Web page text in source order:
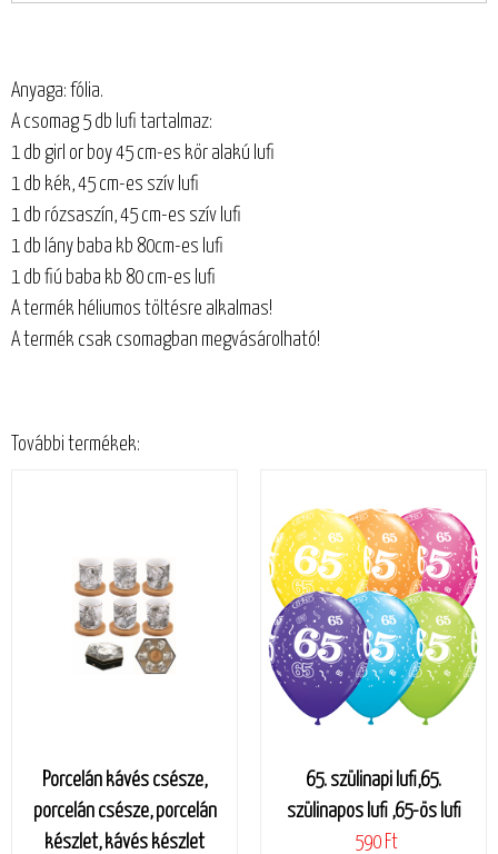
Anyaga: fólia.
A csomag 5 db lufi tartalmaz:
1 db girl or boy 45 cm-es kör alakú lufi
1 db kék, 45 cm-es szív lufi
1 db rózsaszín, 45 cm-es szív lufi
1 db lány baba kb 80cm-es lufi
1 db fiú baba kb 80 cm-es lufi
A termék héliumos töltésre alkalmas!
A termék csak csomagban megvásárolható!
További termékek:
Porcelán kávés csésze,
porcelán csésze, porcelán
készlet, kávés készlet
65. szülinapi lufi,65.
szülinapos lufi ,65-ös lufi
590 Ft